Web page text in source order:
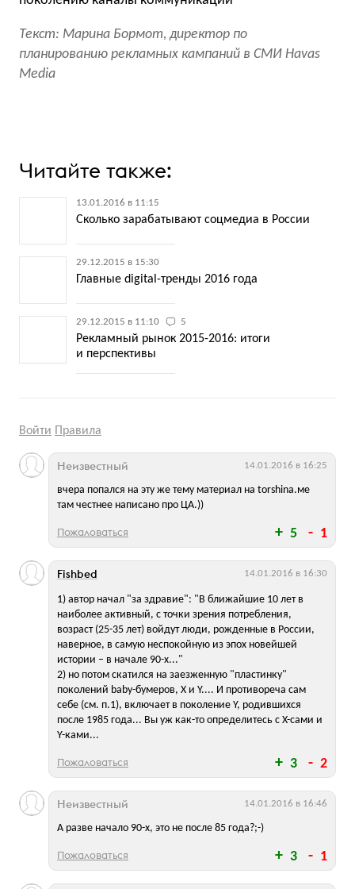
Текст: Марина Бормот, директор по
планированию рекламных кампаний в СМИ Havas
Media
Читайте также:
13.01.2016 в 11:15
Сколько зарабатывают соцмедиа в России
29.12.2015 в 15:30
Главные digital-тренды 2016 года
29.12.2015 в 11:10 5
Рекламный рынок 2015-2016: итоги
и перспективы
Войти Правила
5 1
вчера попался на эту же тему материал на torshina.ме
там честнее написано про ЦА.))
Неизвестный 14.01.2016 в 16:25
Пожаловаться
3 2
1) автор начал "за здравие": "В ближайшие 10 лет в
наиболее активный, с точки зрения потребления,
возраст (25-35 лет) войдут люди, рожденные в России,
наверное, в самую неспокойную из эпох новейшей
истории – в начале 90-х..."
2) но потом скатился на заезженную "пластинку"
поколений baby-бумеров, Х и Y.... И противореча сам
себе (см. п.1), включает в поколение Y, родившихся
после 1985 года... Вы уж как-то определитесь с X-сами и
Y-ками...
Fishbed 14.01.2016 в 16:30
Пожаловаться
3 1
А разве начало 90-х, это не после 85 года?;-)
Неизвестный 14.01.2016 в 16:46
Пожаловаться